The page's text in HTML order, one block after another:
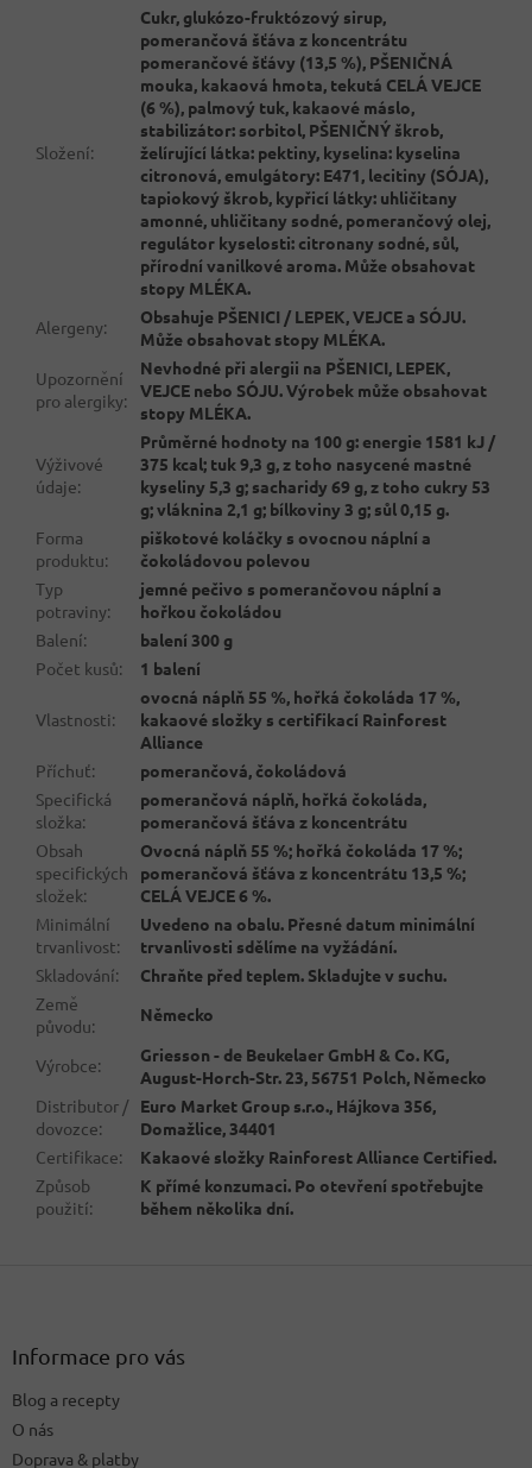
Složení:
Cukr, glukózo-fruktózový sirup,
pomerančová šťáva z koncentrátu
pomerančové šťávy (13,5 %), PŠENIČNÁ
mouka, kakaová hmota, tekutá CELÁ VEJCE
(6 %), palmový tuk, kakaové máslo,
stabilizátor: sorbitol, PŠENIČNÝ škrob,
želírující látka: pektiny, kyselina: kyselina
citronová, emulgátory: E471, lecitiny (SÓJA),
tapiokový škrob, kypřicí látky: uhličitany
amonné, uhličitany sodné, pomerančový olej,
regulátor kyselosti: citronany sodné, sůl,
přírodní vanilkové aroma. Může obsahovat
stopy MLÉKA.
Alergeny:
Obsahuje PŠENICI / LEPEK, VEJCE a SÓJU.
Může obsahovat stopy MLÉKA.
Upozornění
pro alergiky:
Nevhodné při alergii na PŠENICI, LEPEK,
VEJCE nebo SÓJU. Výrobek může obsahovat
stopy MLÉKA.
Výživové
údaje:
Průměrné hodnoty na 100 g: energie 1581 kJ /
375 kcal; tuk 9,3 g, z toho nasycené mastné
kyseliny 5,3 g; sacharidy 69 g, z toho cukry 53
g; vláknina 2,1 g; bílkoviny 3 g; sůl 0,15 g.
Forma
produktu:
piškotové koláčky s ovocnou náplní a
čokoládovou polevou
Typ
potraviny:
jemné pečivo s pomerančovou náplní a
hořkou čokoládou
Balení:
balení 300 g
Počet kusů: 1 balení
Vlastnosti:
ovocná náplň 55 %, hořká čokoláda 17 %,
kakaové složky s certifikací Rainforest
Alliance
Příchuť:
pomerančová, čokoládová
Specifická
složka:
pomerančová náplň, hořká čokoláda,
pomerančová šťáva z koncentrátu
Obsah
specifických
složek:
Ovocná náplň 55 %; hořká čokoláda 17 %;
pomerančová šťáva z koncentrátu 13,5 %;
CELÁ VEJCE 6 %.
Minimální
trvanlivost:
Uvedeno na obalu. Přesné datum minimální
trvanlivosti sdělíme na vyžádání.
Skladování:
Chraňte před teplem. Skladujte v suchu.
Země
původu:
Německo
Výrobce:
Griesson - de Beukelaer GmbH & Co. KG,
August-Horch-Str. 23, 56751 Polch, Německo
Distributor /
dovozce:
Euro Market Group s.r.o., Hájkova 356,
Domažlice, 34401
Certifikace:
Kakaové složky Rainforest Alliance Certified.
Způsob
použití:
K přímé konzumaci. Po otevření spotřebujte
během několika dní.
Informace pro vás
Blog a recepty
O nás
Doprava & platby